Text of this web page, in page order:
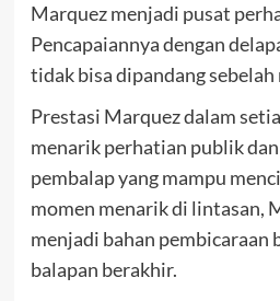
Marquez menjadi pusat
Pencapaiannya dengan
tidak bisa dipandang sebelah
Prestasi Marquez dalam
menarik perhatian publik dan
pembalap yang mampu
momen menarik di lintasan,
menjadi bahan pembicaraan
balapan berakhir.